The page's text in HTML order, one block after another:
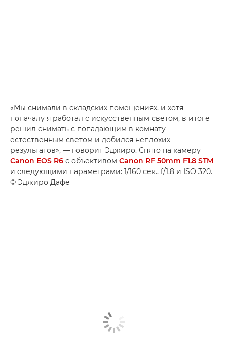
«Мы снимали в складских помещениях, и хотя
поначалу я работал с искусственным светом, в итоге
решил снимать с попадающим в комнату
естественным светом и добился неплохих
результатов», — говорит Эджиро. Снято на камеру
Canon EOS R6 с объективом Canon RF 50mm F1.8 STM
и следующими параметрами: 1/160 сек., f/1.8 и ISO 320.
© Эджиро Дафе